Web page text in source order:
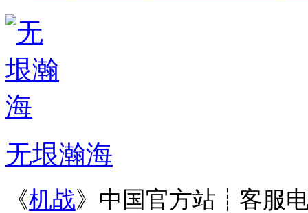
无垠瀚海
《机战》中国官方站┊客服